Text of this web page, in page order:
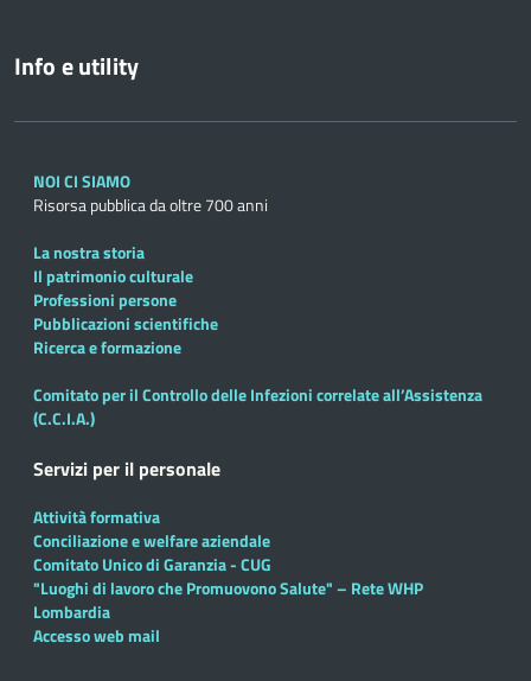
Info e utility
NOI CI SIAMO
Risorsa pubblica da oltre 700 anni
La nostra storia
Il patrimonio culturale
Professioni persone
Pubblicazioni scientifiche
Ricerca e formazione
Comitato per il Controllo delle Infezioni correlate all’Assistenza
(C.C.I.A.)
Servizi per il personale
Attività formativa
Conciliazione e welfare aziendale
Comitato Unico di Garanzia - CUG
"Luoghi di lavoro che Promuovono Salute" – Rete WHP
Lombardia
Accesso web mail